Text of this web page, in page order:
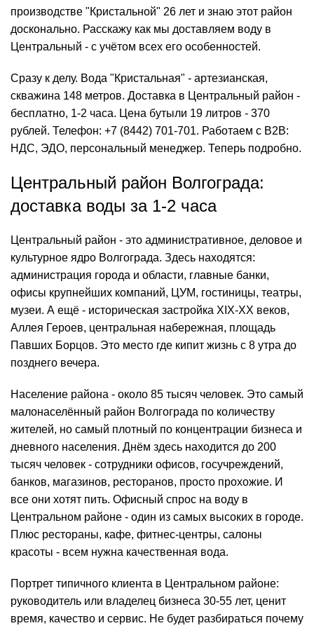
производстве "Кристальной" 26 лет и знаю этот район
досконально. Расскажу как мы доставляем воду в
Центральный - с учётом всех его особенностей.
Сразу к делу. Вода "Кристальная" - артезианская,
скважина 148 метров. Доставка в Центральный район -
бесплатно, 1-2 часа. Цена бутыли 19 литров - 370
рублей. Телефон: +7 (8442) 701-701. Работаем с B2B:
НДС, ЭДО, персональный менеджер. Теперь подробно.
Центральный район Волгограда:
доставка воды за 1-2 часа
Центральный район - это административное, деловое и
культурное ядро Волгограда. Здесь находятся:
администрация города и области, главные банки,
офисы крупнейших компаний, ЦУМ, гостиницы, театры,
музеи. А ещё - историческая застройка XIX-XX веков,
Аллея Героев, центральная набережная, площадь
Павших Борцов. Это место где кипит жизнь с 8 утра до
позднего вечера.
Население района - около 85 тысяч человек. Это самый
малонаселённый район Волгограда по количеству
жителей, но самый плотный по концентрации бизнеса и
дневного населения. Днём здесь находится до 200
тысяч человек - сотрудники офисов, госучреждений,
банков, магазинов, ресторанов, просто прохожие. И
все они хотят пить. Офисный спрос на воду в
Центральном районе - один из самых высоких в городе.
Плюс рестораны, кафе, фитнес-центры, салоны
красоты - всем нужна качественная вода.
Портрет типичного клиента в Центральном районе:
руководитель или владелец бизнеса 30-55 лет, ценит
время, качество и сервис. Не будет разбираться почему